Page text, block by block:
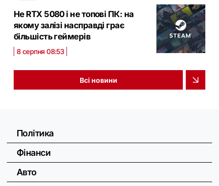
Не RTX 5080 і не топові ПК: на
якому залізі насправді грає
більшість геймерів
8 серпня 08:53
Всі новини
Політика
Фінанси
Авто